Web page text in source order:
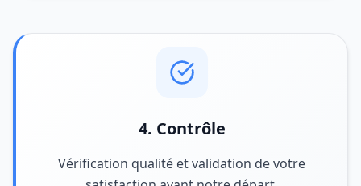
4. Contrôle
Vérification qualité et validation de votre